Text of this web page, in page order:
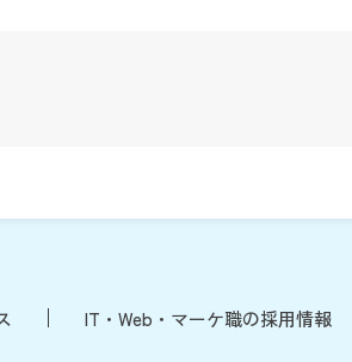
IT・Web・マーケ職の採用情報